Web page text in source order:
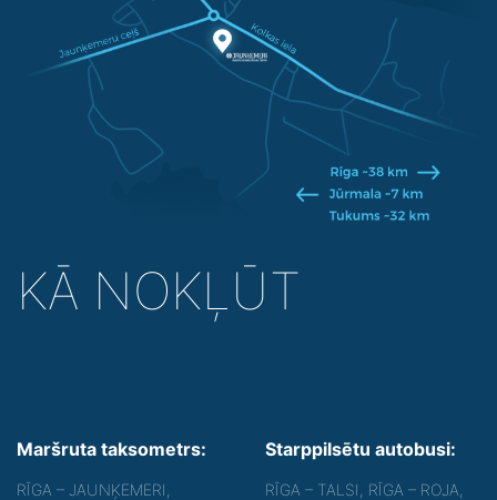
KĀ NOKĻŪT
Maršruta taksometrs:
RĪGA – JAUNĶEMERI,
Starppilsētu autobusi:
RĪGA – TALSI, RĪGA – ROJA,